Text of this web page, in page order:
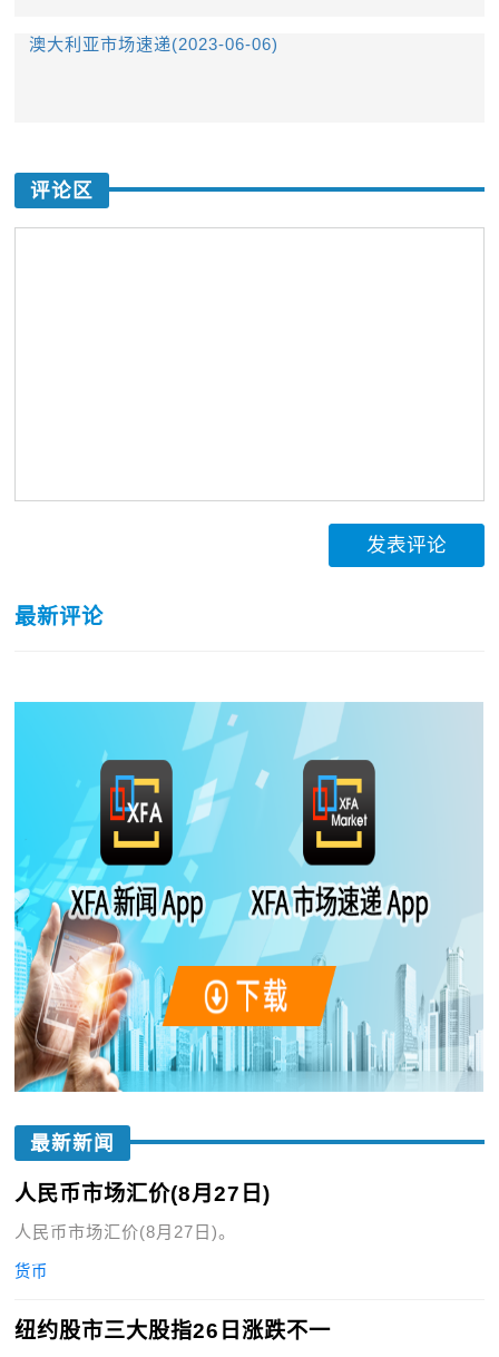
澳大利亚市场速递(2023-06-06)
评论区
发表评论
最新评论
最新新闻
人民币市场汇价(8月27日)
人民币市场汇价(8月27日)。
货币
纽约股市三大股指26日涨跌不一